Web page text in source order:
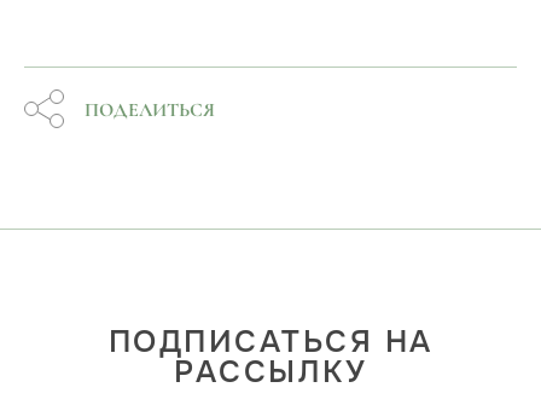
ПОДЕЛИТЬСЯ
ПОДПИСАТЬСЯ НА
РАССЫЛКУ